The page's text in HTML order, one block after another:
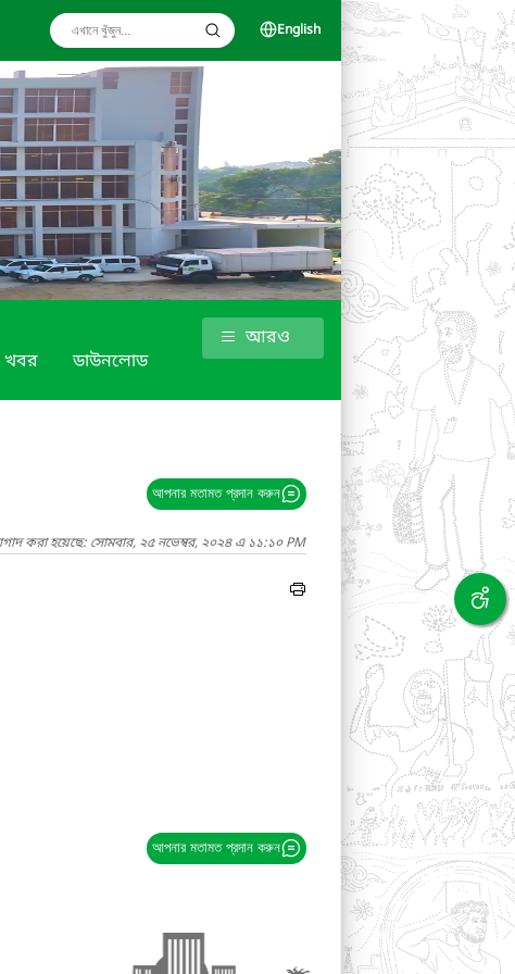
English
খবর ডাউনলোড
আরও
আপনার মতামত প্রদান করুন
করা হয়েছে: সোমবার, ২৫ নভেম্বর, ২০২৪ এ ১১:১০ PM
আপনার মতামত প্রদান করুন